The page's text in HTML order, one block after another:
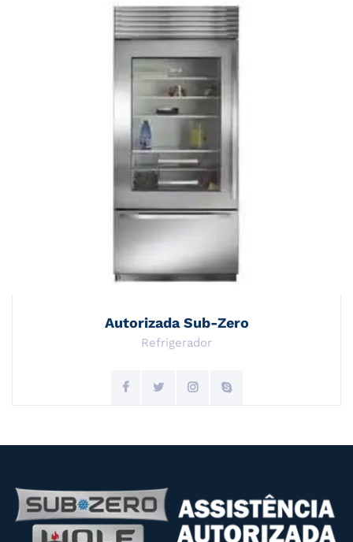
Autorizada Sub-Zero
Refrigerador